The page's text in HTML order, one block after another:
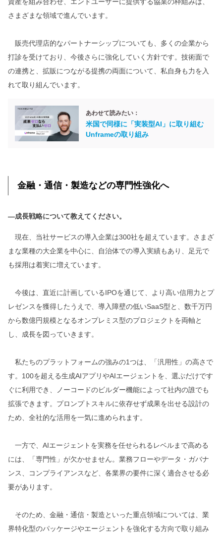
さまざまな領域で進んでいます。
販売代理店的なパートナーシップについても、多くの企業から
打診を受けており、今後さらに強化していく方針です。技術面で
の連携と、拡販につながる提携の両面について、私自身も力を入
れて取り組んでいます。
あわせて読みたい：
米国で同様に「実装型AI」に取り組む
Unframeの取り組み
金融・通信・製造などの専門性強化へ
―成長戦略について教えてください。
現在、当社サービスの導入企業は300社を超えています。さまざ
まな業種の大企業を中心に、自治体での導入実績もあり、足元で
も採用は着実に増えています。
今後は、直近に計画しているIPOを通じて、より高い信用力とプ
レゼンスを獲得したうえで、導入障壁の低いSaaS型と、数千万円
から数億円規模となるオンプレミス型のプロジェクトを両軸と
し、成長を図っていきます。
私たちのプラットフォームの強みの1つは、「汎用性」の高さで
す。100を超える生成AIアプリやAIエージェントを、選ぶだけです
ぐに利用でき、ノーコードのビルダー機能によって社内の誰でも
拡張できます。プロンプトスキルに依存せず成果を出せる設計の
ため、全社的な活用を一気に進められます。
一方で、AIエージェントを実務を任せられるレベルまで高める
には、「専門性」が欠かせません。業務フローやデータ・ガバナ
ンス、コンプライアンスなど、各業界の要件に深く適合させる必
要があります。
そのため、金融・通信・製造といった重点領域については、業
界特化型のパッケージやエージェントを強化する方向で取り組み